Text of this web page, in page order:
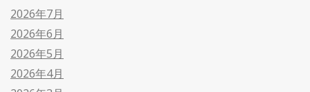
2026年7月
2026年6月
2026年5月
2026年4月